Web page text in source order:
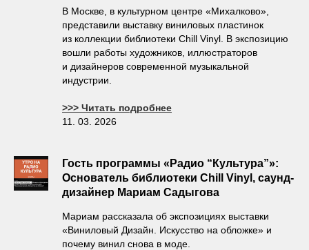
В Москве, в культурном центре «Михалково»,
представили выставку виниловых пластинок
из коллекции библиотеки Chill Vinyl. В экспозицию
вошли работы художников, иллюстраторов
и дизайнеров современной музыкальной
индустрии.
>>> Читать подробнее
11. 03. 2026
Гость программы «Радио “Культура”»:
Основатель библиотеки Chill Vinyl, саунд-
дизайнер Мариам Садыгова
Мариам рассказала об экспозициях выставки
«Виниловый Дизайн. Искусство на обложке» и
почему винил снова в моде.